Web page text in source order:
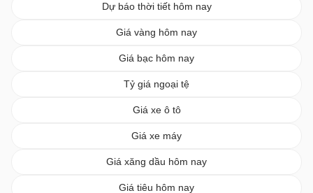
Dự báo thời tiết hôm nay
Giá vàng hôm nay
Giá bạc hôm nay
Tỷ giá ngoại tệ
Giá xe ô tô
Giá xe máy
Giá xăng dầu hôm nay
Giá tiêu hôm nay